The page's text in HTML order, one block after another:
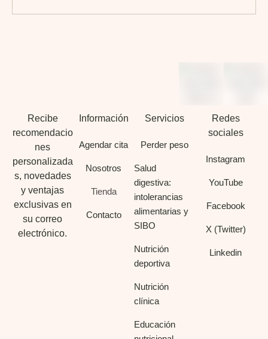
Recibe
recomendacio
nes
personalizada
s, novedades
y ventajas
exclusivas en
su correo
electrónico.
Información
Agendar cita
Nosotros
Tienda
Contacto
Servicios
Perder peso
Salud
digestiva:
intolerancias
alimentarias y
SIBO
Nutrición
deportiva
Nutrición
clínica
Educación
Redes
sociales
Instagram
YouTube
Facebook
X (Twitter)
Linkedin